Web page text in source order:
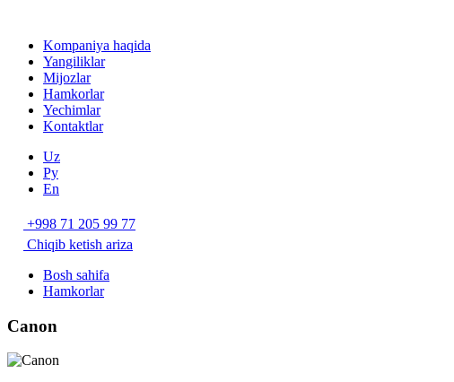
Kompaniya haqida
Yangiliklar
Mijozlar
Hamkorlar
Yechimlar
Kontaktlar
Uz
Ру
En
+998 71 205 99 77
Chiqib ketish ariza
Bosh sahifa
Hamkorlar
Canon